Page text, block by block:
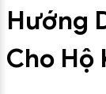
Hướng
Cho Hộ